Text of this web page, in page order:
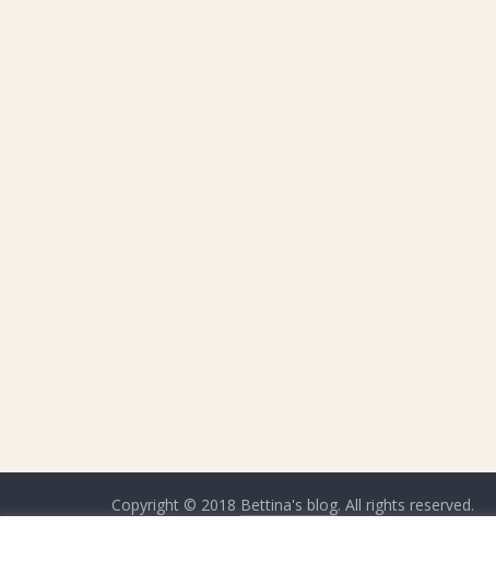
Copyright © 2018 Bettina's blog. All rights reserved.